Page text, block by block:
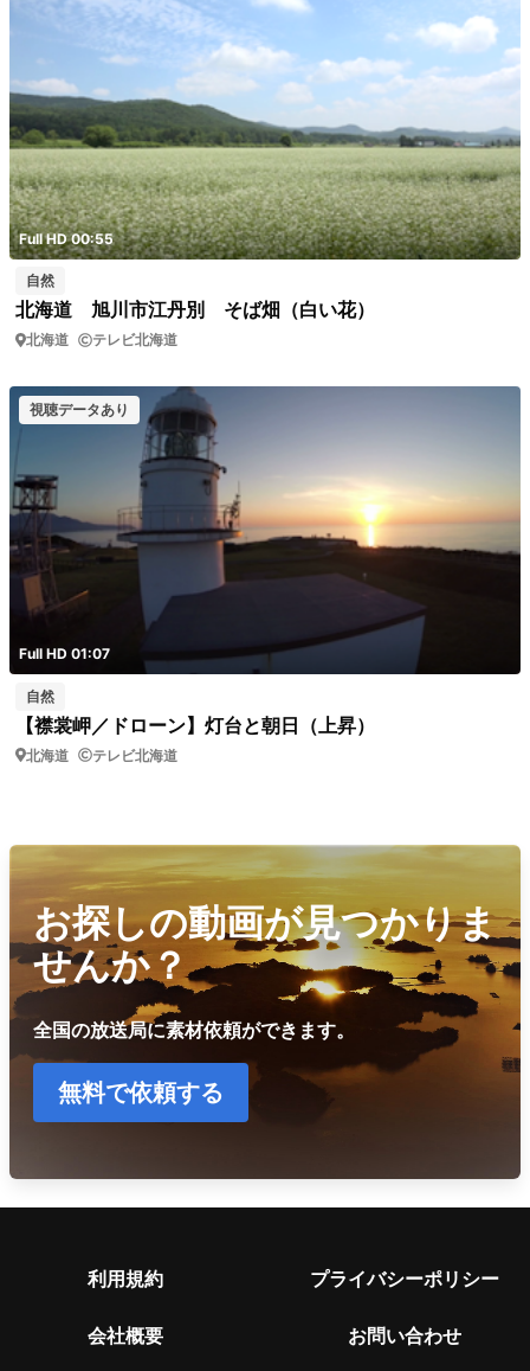
Full HD 00:55
自然
北海道 旭川市江丹別 そば畑（白い花）
北海道 テレビ北海道
視聴データあり
Full HD 01:07
自然
【襟裳岬／ドローン】灯台と朝日（上昇）
北海道 テレビ北海道
お探しの動画が見つかりま
せんか？
全国の放送局に素材依頼ができます。
無料で依頼する
利用規約 プライバシーポリシー
会社概要 お問い合わせ